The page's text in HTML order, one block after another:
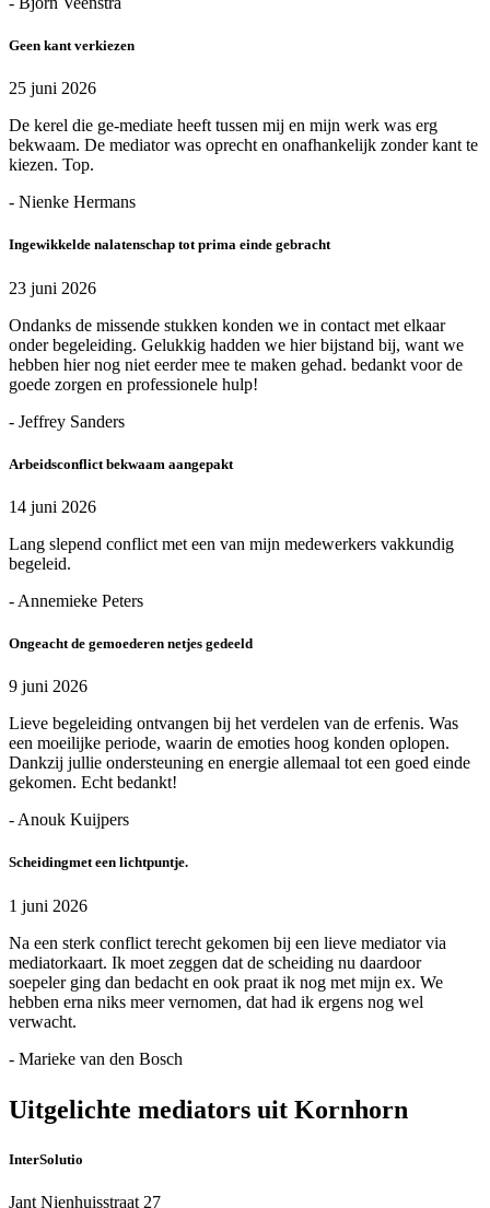
Geen kant verkiezen
25 juni 2026
De kerel die ge-mediate heeft tussen mij en mijn werk was erg
bekwaam. De mediator was oprecht en onafhankelijk zonder kant te
kiezen. Top.
- Nienke Hermans
Ingewikkelde nalatenschap tot prima einde gebracht
23 juni 2026
Ondanks de missende stukken konden we in contact met elkaar
onder begeleiding. Gelukkig hadden we hier bijstand bij, want we
hebben hier nog niet eerder mee te maken gehad. bedankt voor de
goede zorgen en professionele hulp!
- Jeffrey Sanders
Arbeidsconflict bekwaam aangepakt
14 juni 2026
Lang slepend conflict met een van mijn medewerkers vakkundig
begeleid.
- Annemieke Peters
Ongeacht de gemoederen netjes gedeeld
9 juni 2026
Lieve begeleiding ontvangen bij het verdelen van de erfenis. Was
een moeilijke periode, waarin de emoties hoog konden oplopen.
Dankzij jullie ondersteuning en energie allemaal tot een goed einde
gekomen. Echt bedankt!
- Anouk Kuijpers
Scheidingmet een lichtpuntje.
1 juni 2026
Na een sterk conflict terecht gekomen bij een lieve mediator via
mediatorkaart. Ik moet zeggen dat de scheiding nu daardoor
soepeler ging dan bedacht en ook praat ik nog met mijn ex. We
hebben erna niks meer vernomen, dat had ik ergens nog wel
verwacht.
- Marieke van den Bosch
Uitgelichte mediators uit Kornhorn
InterSolutio
Jant Nienhuisstraat 27